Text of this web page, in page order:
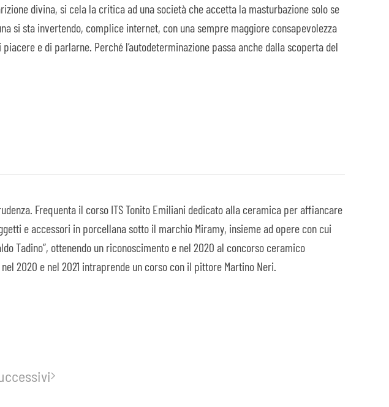
divina, si cela la critica ad una società che accetta la masturbazione solo se
si sta invertendo, complice internet, con una sempre maggiore consapevolezza
e di parlarne. Perché l’autodeterminazione passa anche dalla scoperta del
Frequenta il corso ITS Tonito Emiliani dedicato alla ceramica per affiancare
e accessori in porcellana sotto il marchio Miramy, insieme ad opere con cui
Tadino”, ottenendo un riconoscimento e nel 2020 al concorso ceramico
2020 e nel 2021 intraprende un corso con il pittore Martino Neri.